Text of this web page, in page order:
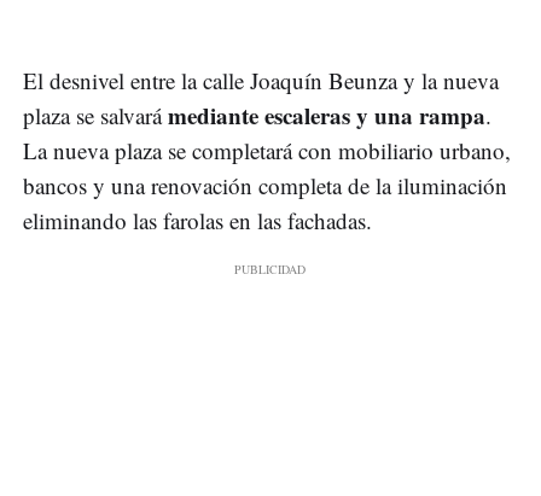
El desnivel entre la calle Joaquín Beunza y la nueva
plaza se salvarámediante escaleras y una rampa.
La nueva plaza se completará con mobiliario urbano,
bancos y una renovación completa de la iluminación
eliminando las farolas en las fachadas.